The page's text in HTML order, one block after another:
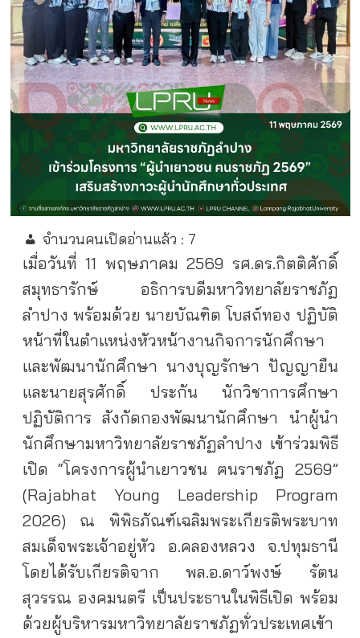
จำนวนคนเปิดอ่านแล้ว : 7
เมื่อวันที่ 11 พฤษภาคม 2569 รศ.ดร.กิตติศักดิ์
สมุทธารักษ์ อธิการบดีมหาวิทยาลัยราชภัฏ
ลำปาง พร้อมด้วย นายบัณฑิต โบสถ์ทอง ปฏิบัติ
หน้าที่ในตำแหน่งหัวหน้างานกิจการนักศึกษา
และพัฒนานักศึกษา นางบุญรักษา ปัญญายืน
และนายสุรศักดิ์ ประกัน นักวิชาการศึกษา
ปฏิบัติการ สังกัดกองพัฒนานักศึกษา นำผู้นำ
นักศึกษามหาวิทยาลัยราชภัฏลำปาง เข้าร่วมพิธี
เปิด “โครงการผู้นำเยาวชน ฅนราชภัฏ 2569”
(Rajabhat Young Leadership Program
2026) ณ พิพิธภัณฑ์เฉลิมพระเกียรติพระบาท
สมเด็จพระเจ้าอยู่หัว อ.คลองหลวง จ.ปทุมธานี
โดยได้รับเกียรติจาก พล.อ.ดาว์พงษ์ รัตน
สุวรรณ องคมนตรี เป็นประธานในพิธีเปิด พร้อม
ด้วยผู้บริหารมหาวิทยาลัยราชภัฏทั่วประเทศเข้า